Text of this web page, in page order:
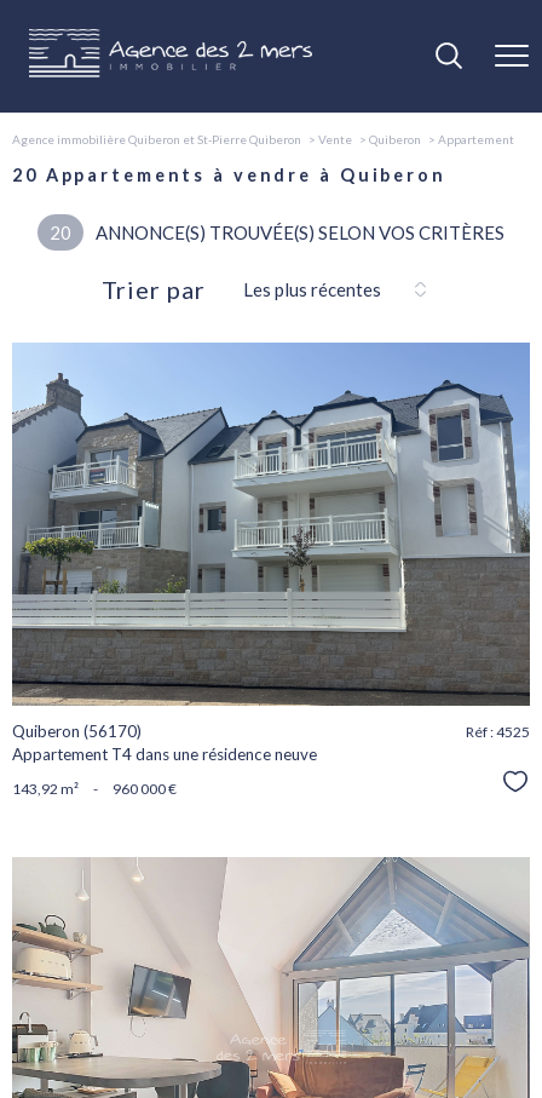
Agence immobilière Quiberon et St-Pierre Quiberon Vente Quiberon Appartement
20 Appartements à vendre à Quiberon
20 ANNONCE(S) TROUVÉE(S) SELON VOS CRITÈRES
Trier par Les plus récentes
voir le
bien
Quiberon (56170)
Appartement T4 dans une résidence neuve
Réf : 4525
143,92 m² - 960 000 €
voir le
bien